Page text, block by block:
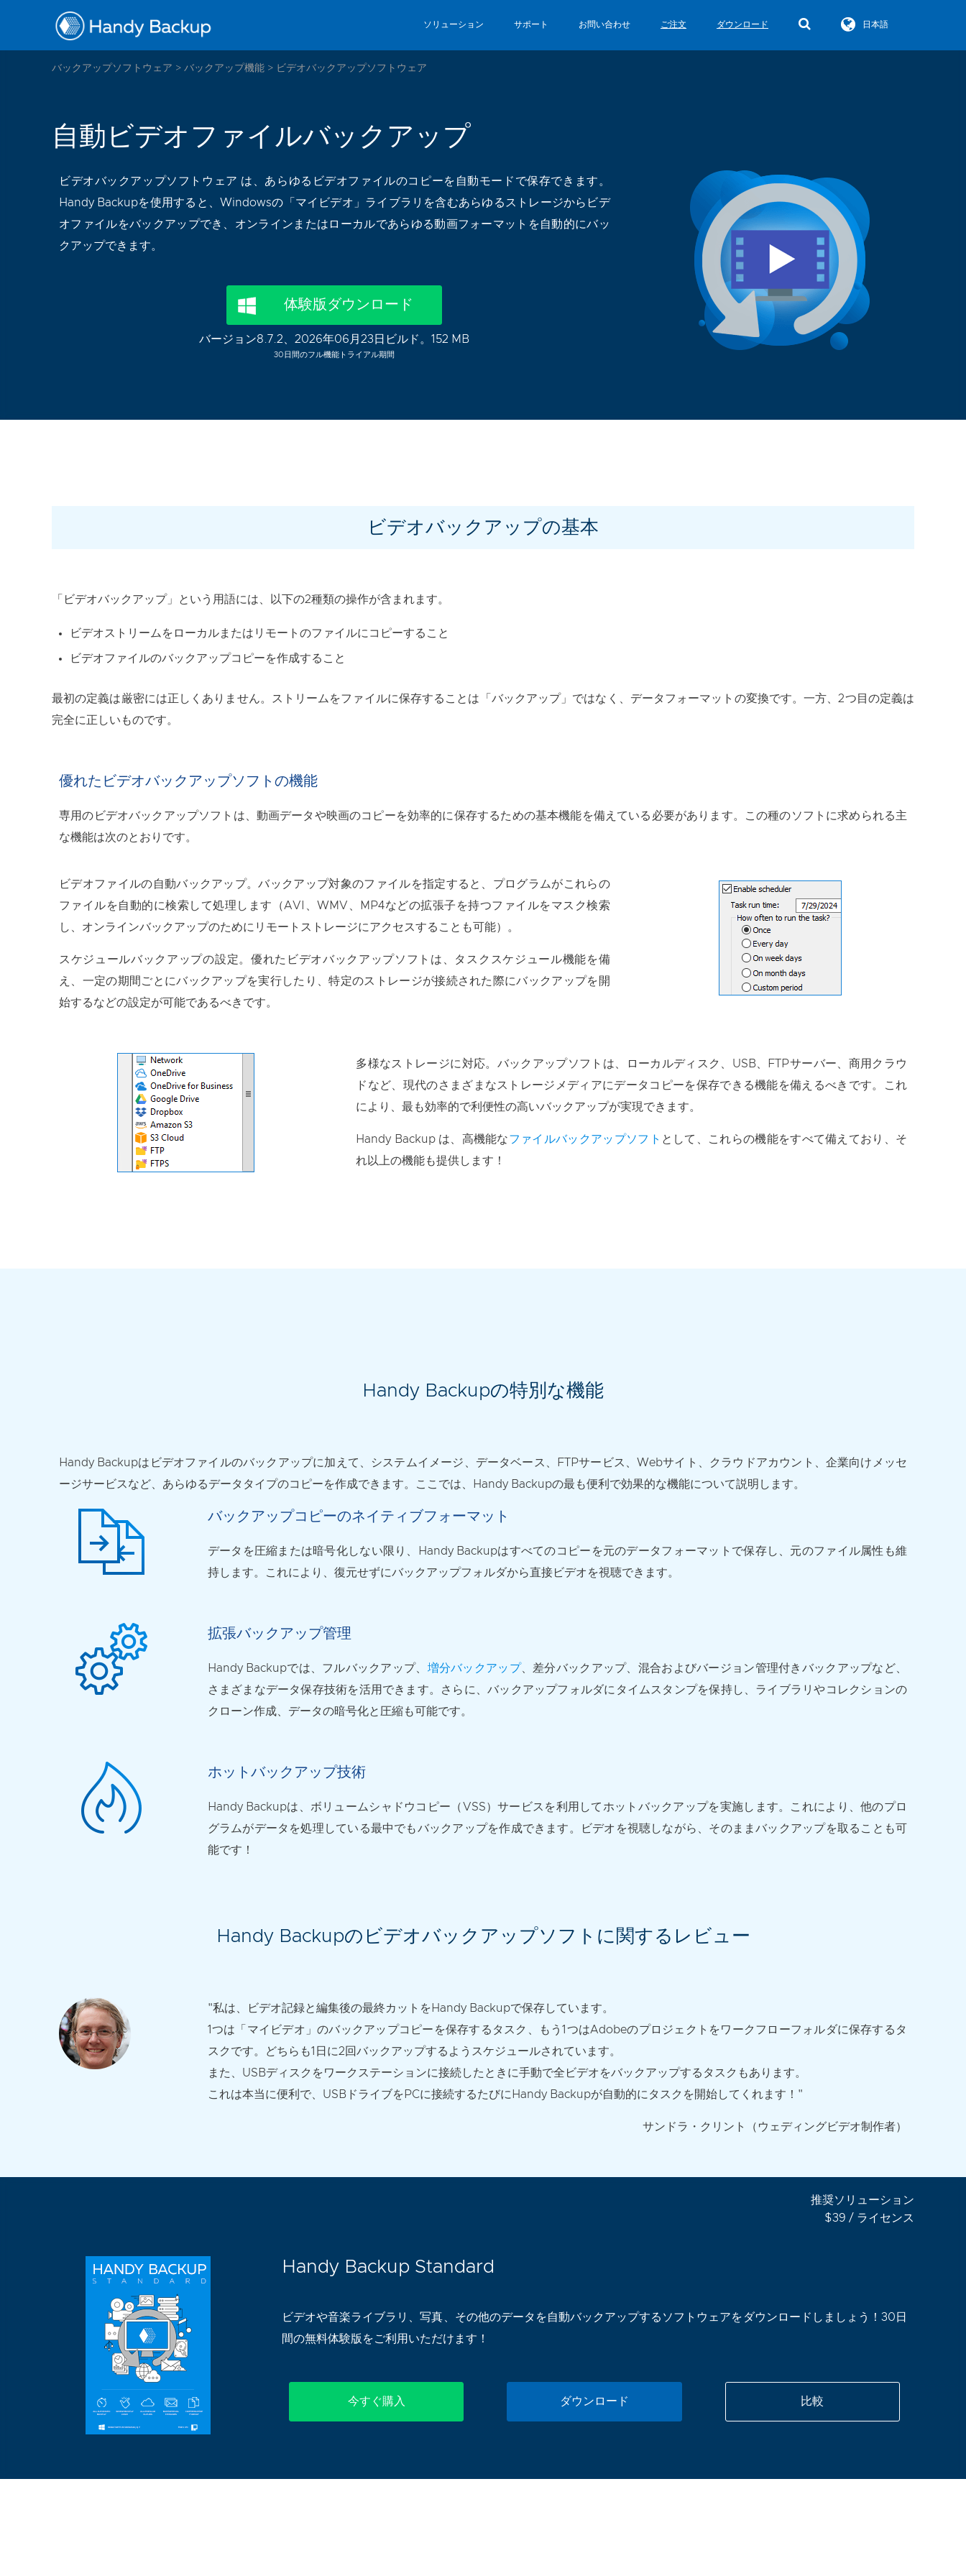
ソリューション サポート お問い合わせ ご注文 ダウンロード 日本語
バックアップソフトウェア > バックアップ機能 > ビデオバックアップソフトウェア
自動ビデオファイルバックアップ
ビデオバックアップソフトウェア は、あらゆるビデオファイルのコピーを自動モードで保存できます。
Handy Backupを使用すると、Windowsの「マイビデオ」ライブラリを含むあらゆるストレージからビデ
オファイルをバックアップでき、オンラインまたはローカルであらゆる動画フォーマットを自動的にバッ
クアップできます。
体験版ダウンロード
バージョン8.7.2、2026年06月23日ビルド。152 MB
30日間のフル機能トライアル期間
ビデオバックアップの基本
「ビデオバックアップ」という用語には、以下の2種類の操作が含まれます。
ビデオストリームをローカルまたはリモートのファイルにコピーすること
ビデオファイルのバックアップコピーを作成すること
最初の定義は厳密には正しくありません。ストリームをファイルに保存することは「バックアップ」ではなく、データフォーマットの変換です。一方、2つ目の定義は
完全に正しいものです。
優れたビデオバックアップソフトの機能
専用のビデオバックアップソフトは、動画データや映画のコピーを効率的に保存するための基本機能を備えている必要があります。この種のソフトに求められる主
な機能は次のとおりです。
ビデオファイルの自動バックアップ。バックアップ対象のファイルを指定すると、プログラムがこれらの
ファイルを自動的に検索して処理します（AVI、WMV、MP4などの拡張子を持つファイルをマスク検索
し、オンラインバックアップのためにリモートストレージにアクセスすることも可能）。
スケジュールバックアップの設定。優れたビデオバックアップソフトは、タスクスケジュール機能を備
え、一定の期間ごとにバックアップを実行したり、特定のストレージが接続された際にバックアップを開
始するなどの設定が可能であるべきです。
多様なストレージに対応。バックアップソフトは、ローカルディスク、USB、FTPサーバー、商用クラウ
ドなど、現代のさまざまなストレージメディアにデータコピーを保存できる機能を備えるべきです。これ
により、最も効率的で利便性の高いバックアップが実現できます。
Handy Backup は、高機能なファイルバックアップソフト として、これらの機能をすべて備えており、そ
れ以上の機能も提供します！
Handy Backupの特別な機能
Handy Backupはビデオファイルのバックアップに加えて、システムイメージ、データベース、FTPサービス、Webサイト、クラウドアカウント、企業向けメッセ
ージサービスなど、あらゆるデータタイプのコピーを作成できます。ここでは、Handy Backupの最も便利で効果的な機能について説明します。
バックアップコピーのネイティブフォーマット
データを圧縮または暗号化しない限り、Handy Backupはすべてのコピーを元のデータフォーマットで保存し、元のファイル属性も維
持します。これにより、復元せずにバックアップフォルダから直接ビデオを視聴できます。
拡張バックアップ管理
Handy Backupでは、フルバックアップ、 増分バックアップ、差分バックアップ、混合およびバージョン管理付きバックアップなど、
さまざまなデータ保存技術を活用できます。さらに、バックアップフォルダにタイムスタンプを保持し、ライブラリやコレクションの
クローン作成、データの暗号化と圧縮も可能です。
ホットバックアップ技術
Handy Backupは、ボリュームシャドウコピー（VSS）サービスを利用してホットバックアップを実施します。これにより、他のプロ
グラムがデータを処理している最中でもバックアップを作成できます。ビデオを視聴しながら、そのままバックアップを取ることも可
能です！
Handy Backupのビデオバックアップソフトに関するレビュー
"私は、ビデオ記録と編集後の最終カットをHandy Backupで保存しています。
1つは「マイビデオ」のバックアップコピーを保存するタスク、もう1つはAdobeのプロジェクトをワークフローフォルダに保存するタ
スクです。どちらも1日に2回バックアップするようスケジュールされています。
また、USBディスクをワークステーションに接続したときに手動で全ビデオをバックアップするタスクもあります。
これは本当に便利で、USBドライブをPCに接続するたびにHandy Backupが自動的にタスクを開始してくれます！"
サンドラ・クリント（ウェディングビデオ制作者）
推奨ソリューション
$39 / ライセンス
Handy Backup Standard
ビデオや音楽ライブラリ、写真、その他のデータを自動バックアップするソフトウェアをダウンロードしましょう！30日
間の無料体験版をご利用いただけます！
今すぐ購入 ダウンロード 比較